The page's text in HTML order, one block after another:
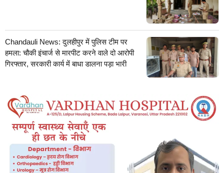
Chandauli News: दुलहीपुर में पुलिस टीम पर
हमला: चौकी इंचार्ज से मारपीट करने वाले दो आरोपी
गिरफ्तार, सरकारी कार्य में बाधा डालना पड़ा भारी